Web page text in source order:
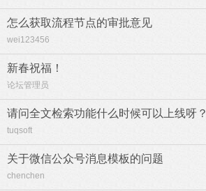
怎么获取流程节点的审批意见
wei123456
新春祝福！
论坛管理员
请问全文检索功能什么时候可以上线呀？
tuqsoft
关于微信公众号消息模板的问题
chenchen